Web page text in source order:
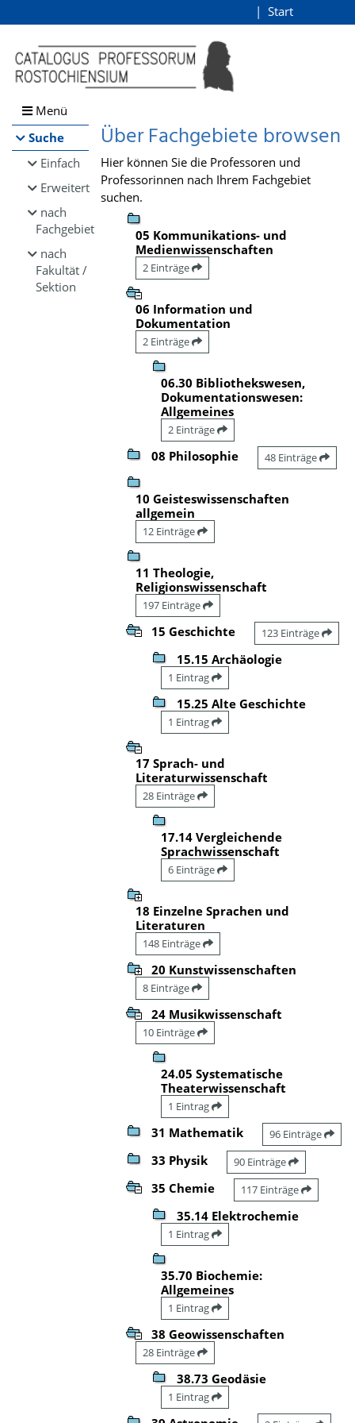
Browsen
direkt zum Inhalt
Start
Menü
Suche
Einfach
Erweitert
nach
Fachgebiet
nach
Fakultät /
Sektion
Über Fachgebiete browsen
Hier können Sie die Professoren und
Professorinnen nach Ihrem Fachgebiet
suchen.
05 Kommunikations- und
Medienwissenschaften
2 Einträge
06 Information und
Dokumentation
2 Einträge
06.30 Bibliothekswesen,
Dokumentationswesen:
Allgemeines
2 Einträge
08 Philosophie 48 Einträge
10 Geisteswissenschaften
allgemein
12 Einträge
11 Theologie,
Religionswissenschaft
197 Einträge
15 Geschichte 123 Einträge
15.15 Archäologie
1 Eintrag
15.25 Alte Geschichte
1 Eintrag
17 Sprach- und
Literaturwissenschaft
28 Einträge
17.14 Vergleichende
Sprachwissenschaft
6 Einträge
18 Einzelne Sprachen und
Literaturen
148 Einträge
20 Kunstwissenschaften
8 Einträge
24 Musikwissenschaft
10 Einträge
24.05 Systematische
Theaterwissenschaft
1 Eintrag
31 Mathematik 96 Einträge
33 Physik 90 Einträge
35 Chemie 117 Einträge
35.14 Elektrochemie
1 Eintrag
35.70 Biochemie:
Allgemeines
1 Eintrag
38 Geowissenschaften
28 Einträge
38.73 Geodäsie
1 Eintrag